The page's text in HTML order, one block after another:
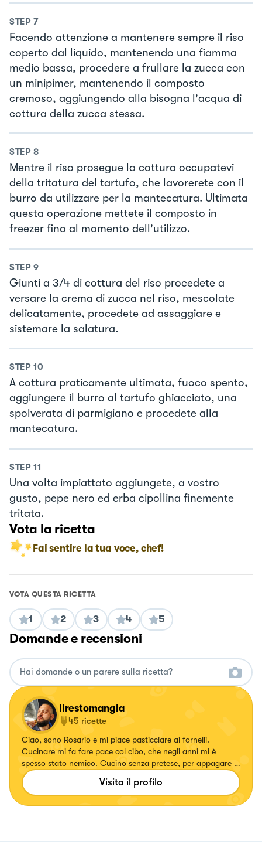
STEP 7
Facendo attenzione a mantenere sempre il riso
coperto dal liquido, mantenendo una fiamma
medio bassa, procedere a frullare la zucca con
un minipimer, mantenendo il composto
cremoso, aggiungendo alla bisogna l'acqua di
cottura della zucca stessa.
STEP 8
Mentre il riso prosegue la cottura occupatevi
della tritatura del tartufo, che lavorerete con il
burro da utilizzare per la mantecatura. Ultimata
questa operazione mettete il composto in
freezer fino al momento dell'utilizzo.
STEP 9
Giunti a 3/4 di cottura del riso procedete a
versare la crema di zucca nel riso, mescolate
delicatamente, procedete ad assaggiare e
sistemare la salatura.
STEP 10
A cottura praticamente ultimata, fuoco spento,
aggiungere il burro al tartufo ghiacciato, una
spolverata di parmigiano e procedete alla
mantecatura.
STEP 11
Una volta impiattato aggiungete, a vostro
gusto, pepe nero ed erba cipollina finemente
tritata.
Vota la ricetta
Fai sentire la tua voce, chef!
VOTA QUESTA RICETTA
1 2 3 4 5
Domande e recensioni
ilrestomangia
45 ricette
Ciao, sono Rosario e mi piace pasticciare ai fornelli.
Cucinare mi fa fare pace col cibo, che negli anni mi è
spesso stato nemico. Cucino senza pretese, per appagare la
vista e soprattutto il palato.
Visita il profilo